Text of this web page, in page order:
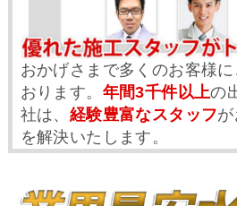
おかげさまで多くのお客様
おります。 年間3千件以上の
社は、 経験豊富なスタッフ
を解決いたします。